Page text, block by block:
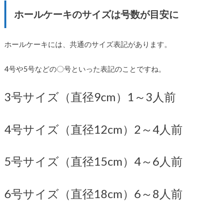
ホールケーキのサイズは号数が目安に
ホールケーキには、共通のサイズ表記があります。
4号や5号などの〇号といった表記のことですね。
3号サイズ（直径9cm）1～3人前
4号サイズ（直径12cm）2～4人前
5号サイズ（直径15cm）4～6人前
6号サイズ（直径18cm）6～8人前